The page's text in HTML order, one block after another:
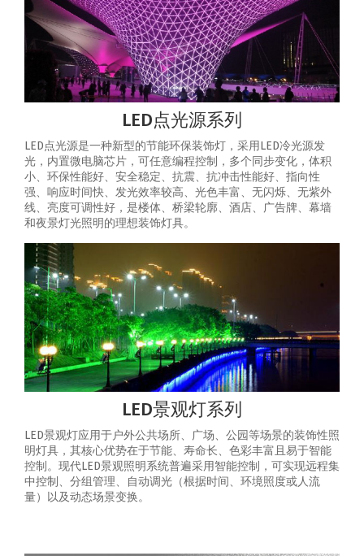
LED点光源系列
LED点光源是一种新型的节能环保装饰灯，采用LED冷光源发
光，内置微电脑芯片，可任意编程控制，多个同步变化，体积
小、环保性能好、安全稳定、抗震、抗冲击性能好、指向性
强、响应时间快、发光效率较高、光色丰富、无闪烁、无紫外
线、亮度可调性好，是楼体、桥梁轮廓、酒店、广告牌、幕墙
和夜景灯光照明的理想装饰灯具。
LED景观灯系列
LED景观灯应用于户外公共场所、广场、公园等场景的装饰性照
明灯具，其核心优势在于节能、寿命长、色彩丰富且易于智能
控制‌。‌现代LED景观照明系统普遍采用智能控制，可实现‌远程集
中控制、分组管理、自动调光（根据时间、环境照度或人流
量）以及动态场景变换‌。